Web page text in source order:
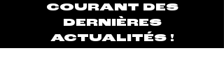
COURANT DES
DERNIÈRES
ACTUALITÉS !